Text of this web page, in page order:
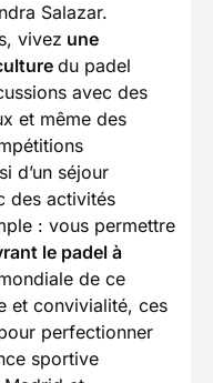
Salazar.
vivez une
du padel
avec des
et même des
d’un séjour
des activités
: vous permettre
le padel à
de ce
et convivialité, ces
perfectionner
sportive